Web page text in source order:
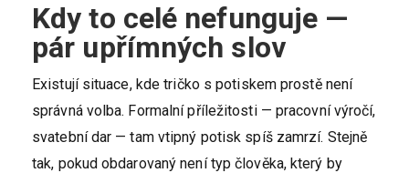
Kdy to celé nefunguje —
pár upřímných slov
Existují situace, kde tričko s potiskem prostě není
správná volba. Formalní příležitosti — pracovní výročí,
svatební dar — tam vtipný potisk spíš zamrzí. Stejně
tak, pokud obdarovaný není typ člověka, který by